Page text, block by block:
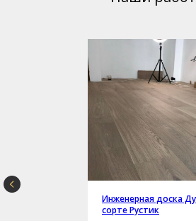
Инженерная доска
сорте Рустик